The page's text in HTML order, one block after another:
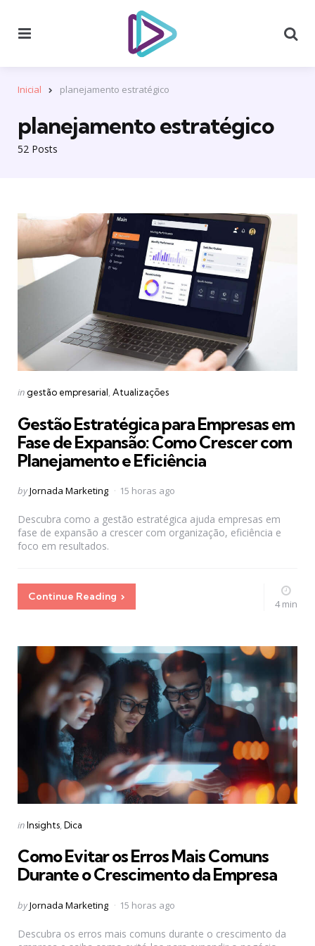
Inicial planejamento estratégico
52 Posts
planejamento estratégico
Categories
Posted
ingestão empresarial Atualizações
Gestão Estratégica para Empresas em
Fase de Expansão: Como Crescer com
Planejamento e Eficiência
Posted
byJornada Marketing 15 horas ago
Descubra como a gestão estratégica ajuda empresas em
fase de expansão a crescer com organização, eficiência e
foco em resultados.
Continue Reading
4 min
Categories
Posted
inInsights Dica
Como Evitar os Erros Mais Comuns
Durante o Crescimento da Empresa
Posted
byJornada Marketing 15 horas ago
Descubra os erros mais comuns durante o crescimento da